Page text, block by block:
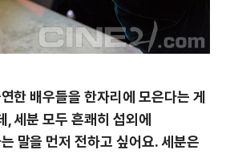
한 배우들을 한자리에 모은다는 게
, 세분 모두 흔쾌히 섭외에
말을 먼저 전하고 싶어요. 세분은